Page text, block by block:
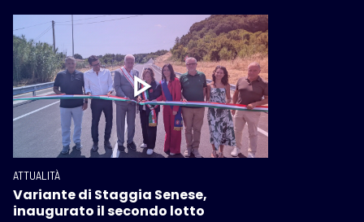
ATTUALITÀ
Variante di Staggia Senese,
inaugurato il secondo lotto